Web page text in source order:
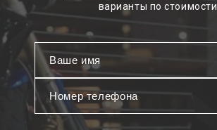
варианты по стоимости